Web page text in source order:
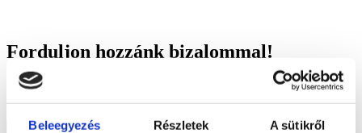
Beleegyezés Részletek A sütikről
Forduljon hozzánk bizalommal!
+36 70 507 6388
support@europroof.hu